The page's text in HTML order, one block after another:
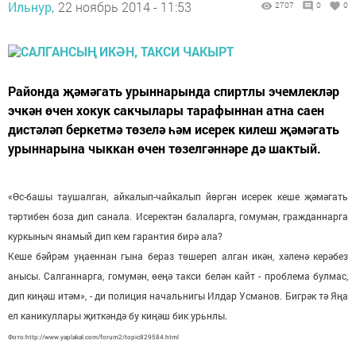
Ильнур, 22 ноябрь 2014 - 11:53 2707 0 0
Районда җәмәгать урыннарында спиртлы эчемлекләр
эчкән өчен хокук сакчылары тарафыннан атна саен
дистәләп беркетмә төзелә һәм исерек килеш җәмәгать
урыннарына чыккан өчен төзелгәннәре дә шактый.
«Өс-башы таушалган, айкалып-чайкалып йөргән исерек кеше җәмәгать
тәртибен боза дип санала. Исеректән балаларга, гомумән, гражданнарга
куркыныч янамый дип кем гарантия бирә ала?
Кеше бәйрәм уңаеннан гына бераз төшереп алган икән, хәленә керәбез
анысы. Салганнарга, гомумән, өеңә такси белән кайт - проблема булмас,
дип киңәш итәм», - ди полиция начальнигы Илдар Усманов. Бигрәк тә Яңа
ел каникуллары җиткәндә бу киңәш бик урьнлы.
Фото:http://www.yaplakal.com/forum2/topic829584.html